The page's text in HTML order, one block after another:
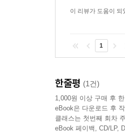
이 리뷰가 도움이 되
1
한줄평 (1건)
1,000원 이상 구매 후
eBook은 다운로드 후
클래스는 첫번째 회차
eBook 페이백, CD/LP,